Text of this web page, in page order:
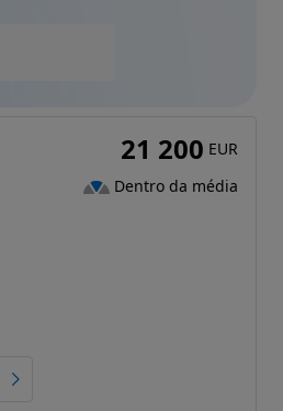
21 200 EUR
Dentro da média